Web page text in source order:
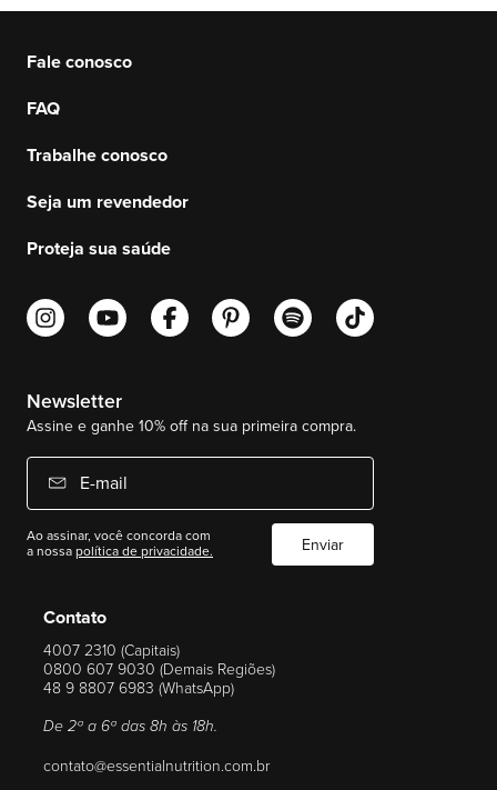
Contato
4007 2310 (Capitais)
0800 607 9030 (Demais Regiões)
48 9 8807 6983 (WhatsApp)
De 2ª a 6ª das 8h às 18h.
contato@essentialnutrition.com.br
Fale conosco
FAQ
Trabalhe conosco
Seja um revendedor
Proteja sua saúde
Newsletter
Assine e ganhe 10% off na sua primeira compra.
E-mail
Ao assinar, você concorda com
a nossapolítica de privacidade. Enviar